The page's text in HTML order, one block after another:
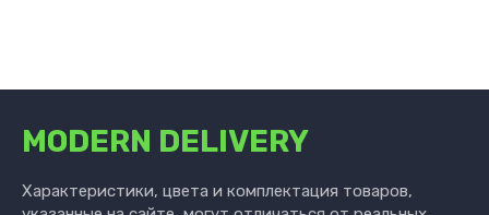
MODERN DELIVERY
Характеристики, цвета и комплектация товаров,